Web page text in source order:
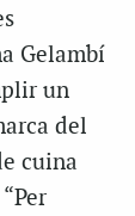
Gelambí
un
del
cuina